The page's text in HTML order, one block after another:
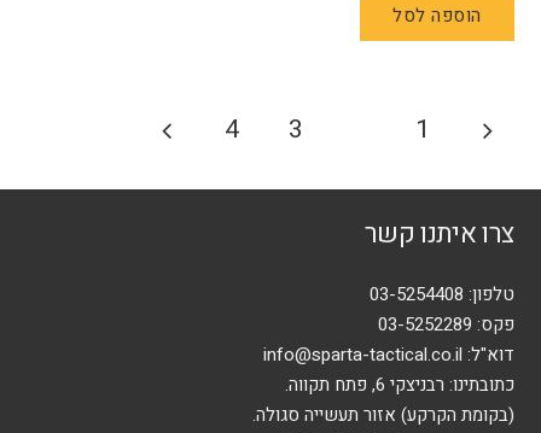
הוספה לסל
Posts
1
3
4
צרו איתנו קשר
טלפון: 03-5254408
פקס: 03-5252289
דוא"ל: info@sparta-tactical.co.il
כתובתינו: רבניצקי 6, פתח תקווה.
(בקומת הקרקע) אזור תעשייה סגולה.